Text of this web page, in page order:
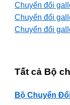
Chuyển đổi
Chuyển đổi
Chuyển đổi
Tất cả Bộ
Bộ Chuyển